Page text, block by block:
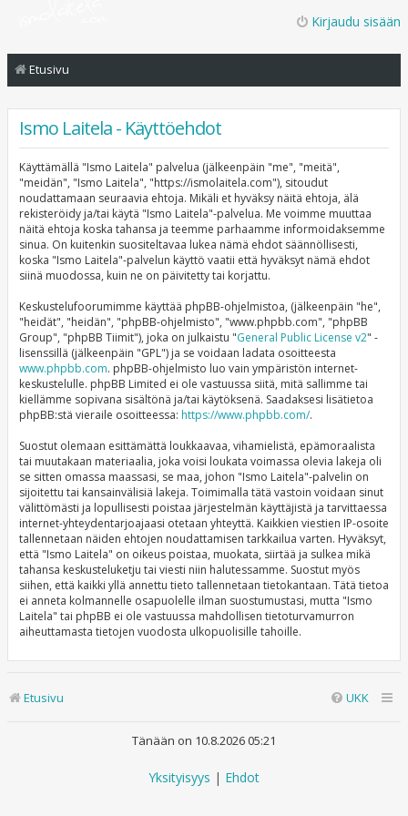
Kirjaudu sisään
Etusivu
Ismo Laitela - Käyttöehdot
Käyttämällä "Ismo Laitela" palvelua (jälkeenpäin "me", "meitä",
"meidän", "Ismo Laitela", "https://ismolaitela.com"), sitoudut
noudattamaan seuraavia ehtoja. Mikäli et hyväksy näitä ehtoja, älä
rekisteröidy ja/tai käytä "Ismo Laitela"-palvelua. Me voimme muuttaa
näitä ehtoja koska tahansa ja teemme parhaamme informoidaksemme
sinua. On kuitenkin suositeltavaa lukea nämä ehdot säännöllisesti,
koska "Ismo Laitela"-palvelun käyttö vaatii että hyväksyt nämä ehdot
siinä muodossa, kuin ne on päivitetty tai korjattu.
Keskustelufoorumimme käyttää phpBB-ohjelmistoa, (jälkeenpäin "he",
"heidät", "heidän", "phpBB-ohjelmisto", "www.phpbb.com", "phpBB
Group", "phpBB Tiimit"), joka on julkaistu "General Public License v2" -
lisenssillä (jälkeenpäin "GPL") ja se voidaan ladata osoitteesta
www.phpbb.com. phpBB-ohjelmisto luo vain ympäristön internet-
keskustelulle. phpBB Limited ei ole vastuussa siitä, mitä sallimme tai
kiellämme sopivana sisältönä ja/tai käytöksenä. Saadaksesi lisätietoa
phpBB:stä vieraile osoitteessa: https://www.phpbb.com/.
Suostut olemaan esittämättä loukkaavaa, vihamielistä, epämoraalista
tai muutakaan materiaalia, joka voisi loukata voimassa olevia lakeja oli
se sitten omassa maassasi, se maa, johon "Ismo Laitela"-palvelin on
sijoitettu tai kansainvälisiä lakeja. Toimimalla tätä vastoin voidaan sinut
välittömästi ja lopullisesti poistaa järjestelmän käyttäjistä ja tarvittaessa
internet-yhteydentarjoajaasi otetaan yhteyttä. Kaikkien viestien IP-osoite
tallennetaan näiden ehtojen noudattamisen tarkkailua varten. Hyväksyt,
että "Ismo Laitela" on oikeus poistaa, muokata, siirtää ja sulkea mikä
tahansa keskusteluketju tai viesti niin halutessamme. Suostut myös
siihen, että kaikki yllä annettu tieto tallennetaan tietokantaan. Tätä tietoa
ei anneta kolmannelle osapuolelle ilman suostumustasi, mutta "Ismo
Laitela" tai phpBB ei ole vastuussa mahdollisen tietoturvamurron
aiheuttamasta tietojen vuodosta ulkopuolisille tahoille.
Etusivu UKK
Tänään on 10.8.2026 05:21
Yksityisyys | Ehdot